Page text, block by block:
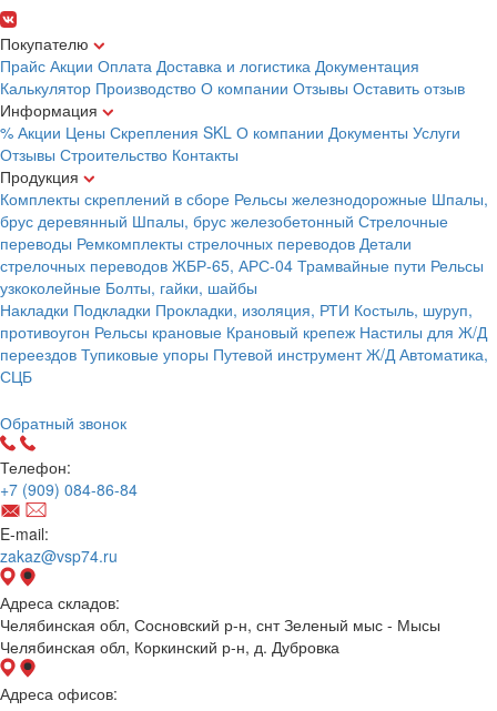
Покупателю
Прайс Акции Оплата Доставка и логистика Документация
Калькулятор Производство О компании Отзывы Оставить отзыв
Информация
% Акции Цены Скрепления SKL О компании Документы Услуги
Отзывы Строительство Контакты
Продукция
Комплекты скреплений в сборе Рельсы железнодорожные Шпалы,
брус деревянный Шпалы, брус железобетонный Стрелочные
переводы Ремкомплекты стрелочных переводов Детали
стрелочных переводов ЖБР-65, АРС-04 Трамвайные пути Рельсы
узкоколейные Болты, гайки, шайбы
Накладки Подкладки Прокладки, изоляция, РТИ Костыль, шуруп,
противоугон Рельсы крановые Крановый крепеж Настилы для Ж/Д
переездов Тупиковые упоры Путевой инструментЖ/Д Автоматика,
СЦБ
Обратный звонок
Телефон:
+7 (909) 084-86-84
E-mail:
zakaz@vsp74.ru
Адреса складов:
Челябинская обл, Сосновский р-н, снт Зеленый мыс - Мысы
Челябинская обл, Коркинский р-н, д. Дубровка
Адреса офисов: